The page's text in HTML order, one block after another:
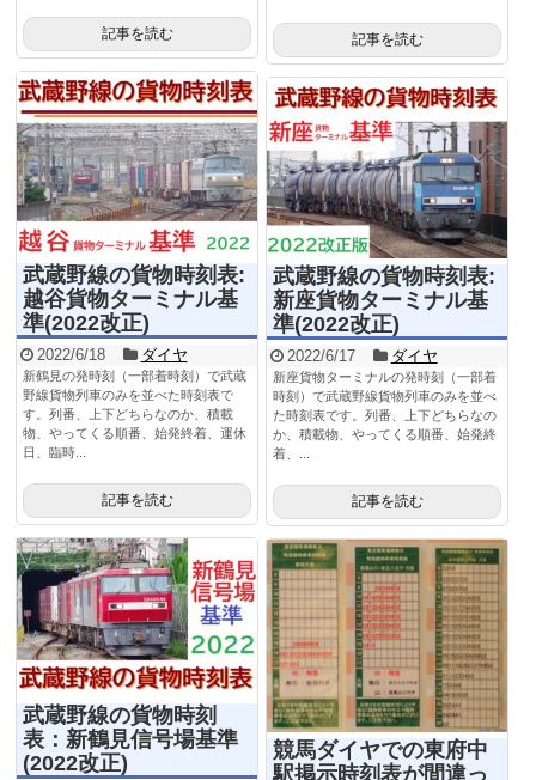
記事を読む
記事を読む
武蔵野線の貨物時刻表:
越谷貨物ターミナル基
準(2022改正)
2022/6/18 ダイヤ
新鶴見の発時刻（一部着時刻）で武蔵
野線貨物列車のみを並べた時刻表で
す。列番、上下どちらなのか、積載
物、やってくる順番、始発終着、運休
日、臨時...
記事を読む
武蔵野線の貨物時刻表:
新座貨物ターミナル基
準(2022改正)
2022/6/17 ダイヤ
新座貨物ターミナルの発時刻（一部着
時刻）で武蔵野線貨物列車のみを並べ
た時刻表です。列番、上下どちらなの
か、積載物、やってくる順番、始発終
着、...
記事を読む
武蔵野線の貨物時刻
表：新鶴見信号場基準
(2022改正)
競馬ダイヤでの東府中
駅掲示時刻表が間違っ